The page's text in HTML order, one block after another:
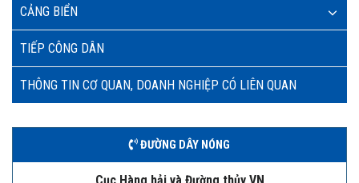
CẢNG BIỂN
TIẾP CÔNG DÂN
THÔNG TIN CƠ QUAN, DOANH NGHIỆP CÓ LIÊN QUAN
ĐƯỜNG DÂY NÓNG